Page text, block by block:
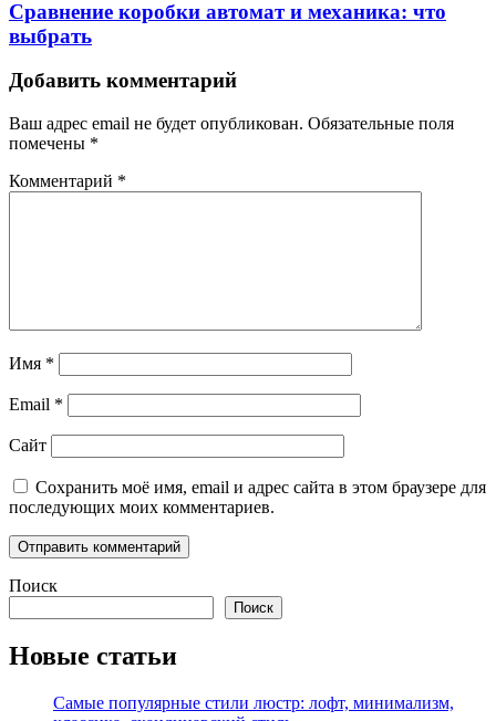
Сравнение коробки автомат и механика: что
выбрать
Добавить комментарий
Ваш адрес email не будет опубликован. Обязательные поля
помечены *
Комментарий *
Имя *
Email *
Сайт
Сохранить моё имя, email и адрес сайта в этом браузере для
последующих моих комментариев.
Поиск
Поиск
Новые статьи
Самые популярные стили люстр: лофт, минимализм,